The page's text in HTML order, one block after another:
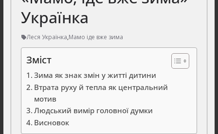
Українка
Леся Українка,Мамо іде вже зима
Зміст
Зима як знак змін у житті дитини
Втрата руху й тепла як центральний
мотив
Людський вимір головної думки
Висновок